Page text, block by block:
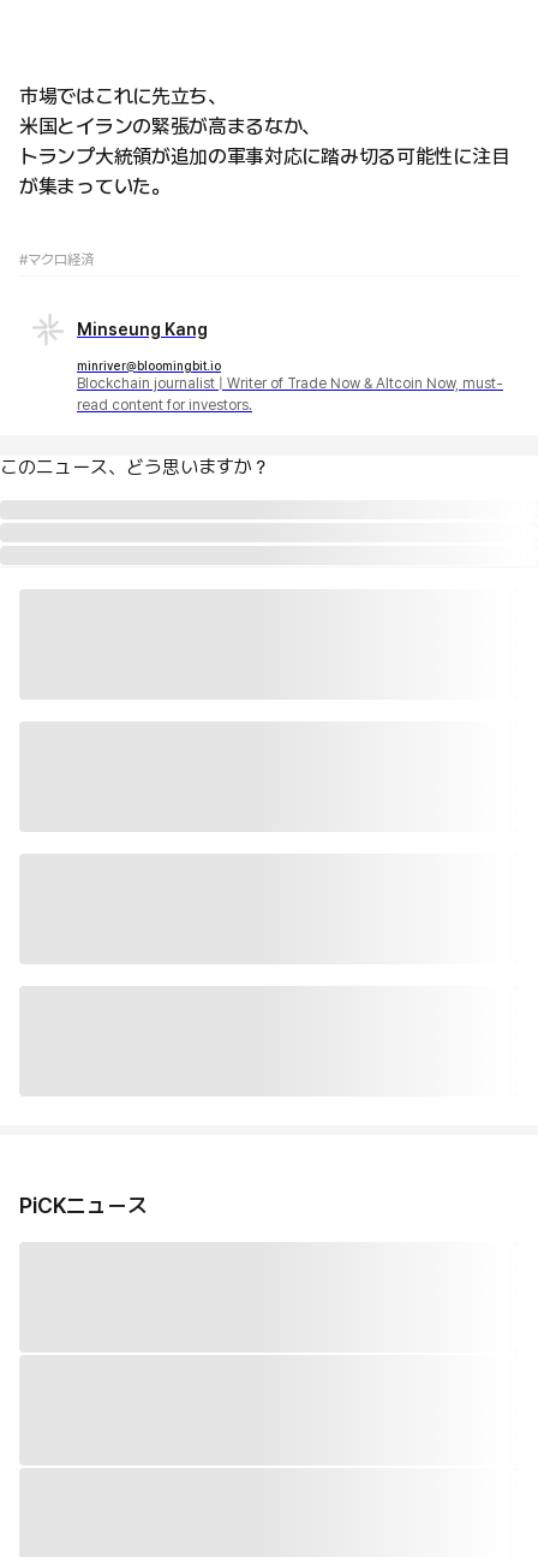
市場ではこれに先立ち、
米国とイランの緊張が高まるなか、
トランプ大統領が追加の軍事対応に踏み切る可能性に注目
が集まっていた。
#マクロ経済
Minseung Kang
minriver@bloomingbit.io
Blockchain journalist | Writer of Trade Now & Altcoin Now, must-
read content for investors.
このニュース、どう思いますか？
PiCKニュース